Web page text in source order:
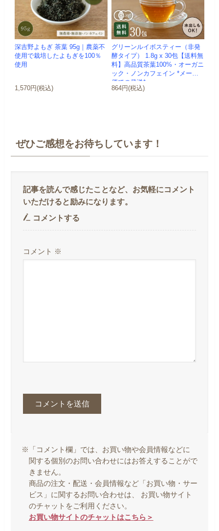
深吉野よもぎ 茶葉 95g｜農薬不
使用で栽培したよもぎを100％
使用
1,570円(税込)
グリーンルイボスティー（非発
酵タイプ） 1.8g x 30包【送料無
料】高品質茶葉100%・オーガニ
ック・ノンカフェイン *メール
便での発送*
864円(税込)
※「コメント欄」では、お買い物や会員情報などに
関する個別のお問い合わせにはお答えすることがで
きません。
商品の注文・配送・会員情報など「お買い物・サー
ビス」に関するお問い合わせは、 お買い物サイト
のチャットをご利用ください。
お買い物サイトのチャットはこちら＞
ぜひご感想をお待ちしています！
コメントする
コメント ※